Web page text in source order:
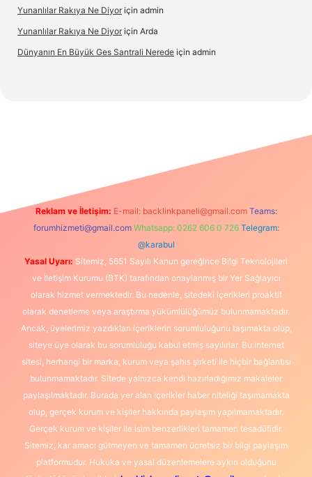
Yunanlılar Rakıya Ne Diyor için admin
Yunanlılar Rakıya Ne Diyor için Arda
Dünyanın En Büyük Ges Santrali Nerede için admin
Reklam ve İletişim: E-mail: backlinkpaneli@gmail.com Teams:
forumhizmeti@gmail.com Whatsapp: 0262 606 0 726 Telegram:
@karabul
Yasal Uyarı: Sitemiz, 5651 Sayılı Kanun gereğince Bilgi Teknolojileri
ve İletişim Kurumu (BTK) tarafından onaylanmış bir Yer Sağlayıcı
olarak hizmet vermektedir. Bu nedenle, sitedeki içerikleri proaktif
olarak denetleme veya araştırma yükümlülüğümüz bulunmamaktadır.
Ancak, üyelerimiz yazdıkları içeriklerin sorumluluğunu taşımakta olup,
siteye üye olarak bu sorumluluğu kabul etmiş sayılırlar. Bu internet
sitesi, herhangi bir marka, kurum veya şahıs şirketi ile hiçbir bağlantısı
bulunmamaktadır. Sitede yalnızca kendi hazırladığımız makaleler
paylaşılmaktadır. Burada yer alan içerikler haber niteliği taşımamakta
olup, gerçek kurum ve kişiler hakkında paylaşım yapılmamaktadır.
Gerçek kurum ve kişiler ile isim benzerlikleri tamamen tesadüfidir.
Sitemiz, kar amacı gütmeyen ve tamamen ücretsiz bir bilgi paylaşım
platformudur. Hukuka ve yasal düzenlemelere aykırı olduğunu